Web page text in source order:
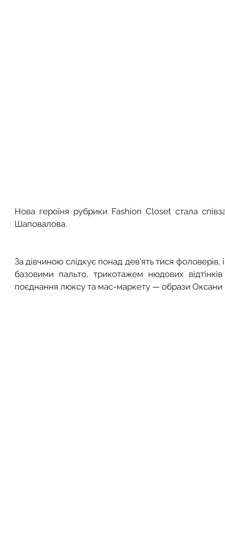
Нова героїня рубрики Fashion Closet стала
Шаповалова.
За дівчиною слідкує понад дев'ять тися
базовими пальто, трикотажем нюдових
поєднання люксу та мас-маркету — образи